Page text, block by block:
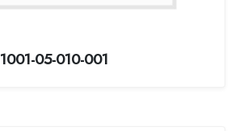
1001-05-010-001